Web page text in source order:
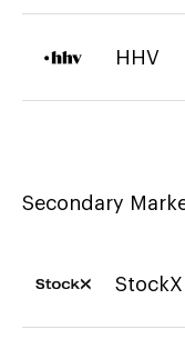
HHV
Secondary
StockX